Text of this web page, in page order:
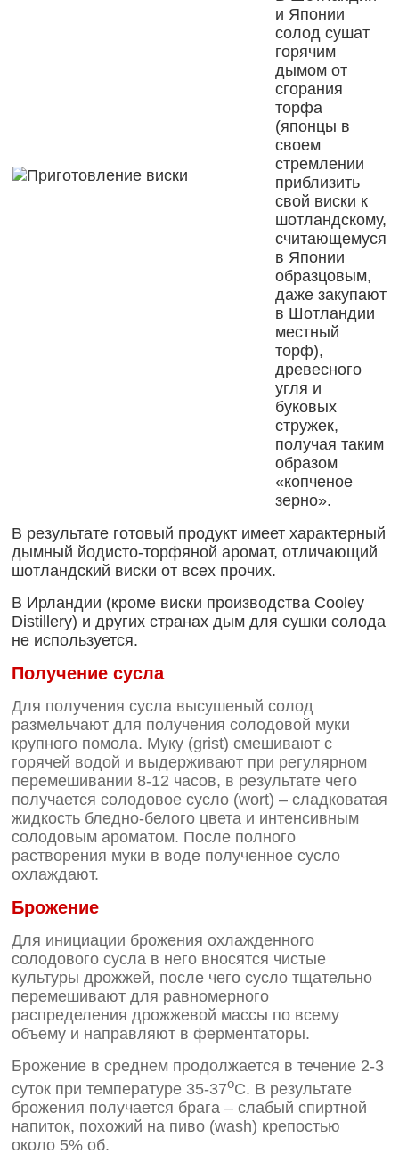
и Японии
солод сушат
горячим
дымом от
сгорания
торфа
(японцы в
своем
стремлении
приблизить
свой виски к
шотландскому,
считающемуся
в Японии
образцовым,
даже закупают
в Шотландии
местный
торф),
древесного
угля и
буковых
стружек,
получая таким
образом
«копченое
зерно».
В результате готовый продукт имеет характерный
дымный йодисто-торфяной аромат, отличающий
шотландский виски от всех прочих.
В Ирландии (кроме виски производства Cooley
Distillery) и других странах дым для сушки солода
не используется.
Получение сусла
Для получения сусла высушеный солод
размельчают для получения солодовой муки
крупного помола. Муку (grist) смешивают с
горячей водой и выдерживают при регулярном
перемешивании 8-12 часов, в результате чего
получается солодовое сусло (wort) – сладковатая
жидкость бледно-белого цвета и интенсивным
солодовым ароматом. После полного
растворения муки в воде полученное сусло
охлаждают.
Брожение
Для инициации брожения охлажденного
солодового сусла в него вносятся чистые
культуры дрожжей, после чего сусло тщательно
перемешивают для равномерного
распределения дрожжевой массы по всему
объему и направляют в ферментаторы.
Брожение в среднем продолжается в течение 2-3
суток при температуре 35-37oС. В результате
брожения получается брага – слабый спиртной
напиток, похожий на пиво (wash) крепостью
около 5% об.